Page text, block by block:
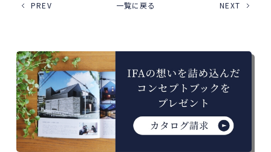
PREV 一覧に戻る NEXT